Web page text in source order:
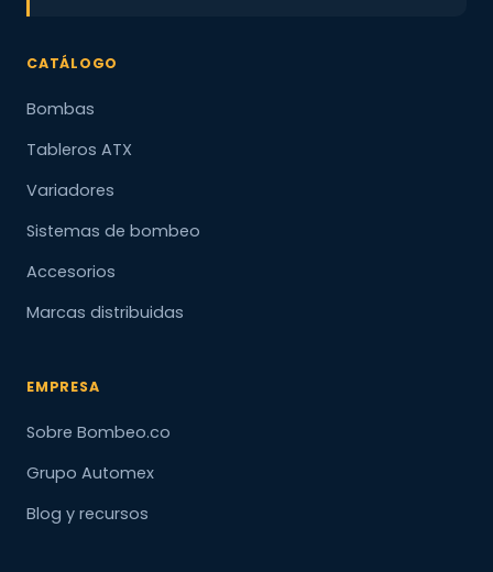
CATÁLOGO
Bombas
Tableros ATX
Variadores
Sistemas de bombeo
Accesorios
Marcas distribuidas
EMPRESA
Sobre Bombeo.co
Grupo Automex
Blog y recursos